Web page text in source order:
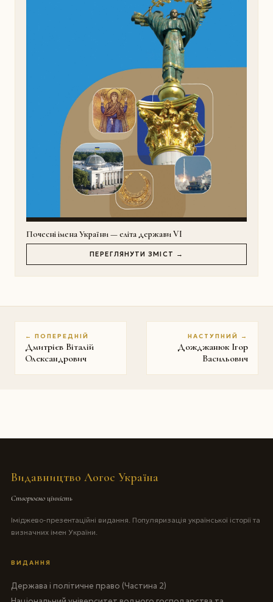
Почесні імена України — еліта держави VI
ПЕРЕГЛЯНУТИ ЗМІСТ →
← ПОПЕРЕДНІЙ
Дмитрієв Віталій
Олександрович
НАСТУПНИЙ →
Дожджанюк Ігор
Васильович
Видавництво Логос Україна
Створюємо цінність
Іміджево-презентаційні видання. Популяризація української історії та
визначних імен України.
ВИДАННЯ
Держава і політичне право (Частина 2)